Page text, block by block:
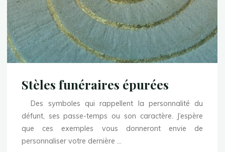
pierre
Stèles funéraires épurées
Des symboles qui rappellent la personnalité du
défunt, ses passe-temps ou son caractère. J’espère
que ces exemples vous donneront envie de
personnaliser votre dernière …